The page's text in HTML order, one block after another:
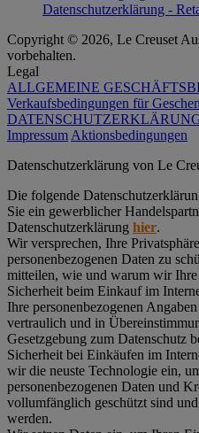
Datenschutzerklärung -
Copyright © 2026, Le Creuset
vorbehalten.
Legal
ALLGEMEINE
Verkaufsbedingungen für
Impressum Aktionsbedingungen
Datenschutz­erklärung von Le
Die folgende
Sie ein gewerblicher
Datenschutzerklärung hier.
Wir versprechen, Ihre
personenbezogenen Daten zu
mitteilen, wie und warum wir Ihre
Sicherheit beim Einkauf im
Ihre personenbezogenen
vertraulich und in
Gesetzgebung zum Datenschutz
Sicherheit bei Einkäufen im
wir die neuste Technologie ein,
personenbezogenen Daten und
vollumfänglich geschützt sind
werden.